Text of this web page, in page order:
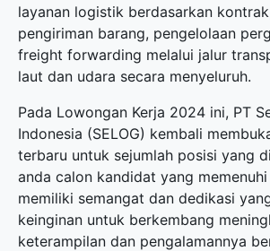
layanan logistik berdasarkan
pengiriman barang, pengelolaan
freight forwarding melalui jalur
laut dan udara secara menyeluruh.
Pada Lowongan Kerja 2024 ini, PT
Indonesia (SELOG) kembali
terbaru untuk sejumlah posisi yang
anda calon kandidat yang
memiliki semangat dan dedikasi
keinginan untuk berkembang
keterampilan dan pengalamannya